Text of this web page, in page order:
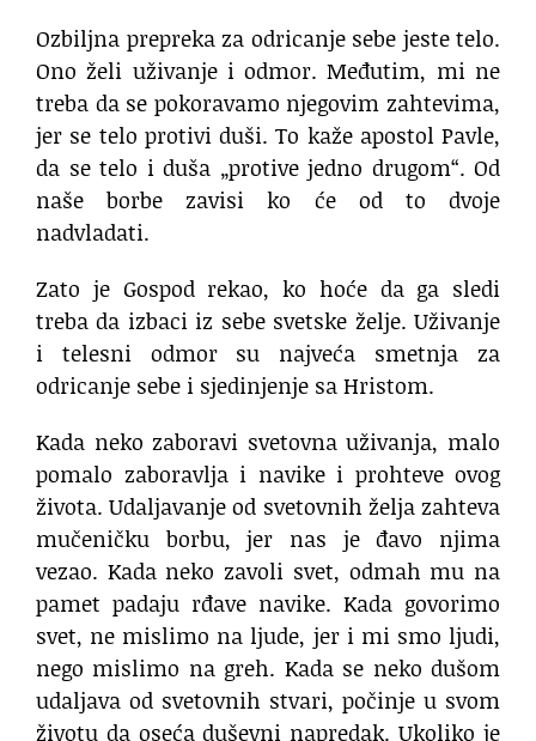
Ozbiljna prepreka za odricanje sebe jeste telo.
Ono želi uživanje i odmor. Međutim, mi ne
treba da se pokoravamo njegovim zahtevima,
jer se telo protivi duši. To kaže apostol Pavle,
da se telo i duša „protive jedno drugom“. Od
naše borbe zavisi ko će od to dvoje
nadvladati.
Zato je Gospod rekao, ko hoće da ga sledi
treba da izbaci iz sebe svetske želje. Uživanje
i telesni odmor su najveća smetnja za
odricanje sebe i sjedinjenje sa Hristom.
Kada neko zaboravi svetovna uživanja, malo
pomalo zaboravlja i navike i prohteve ovog
života. Udaljavanje od svetovnih želja zahteva
mučeničku borbu, jer nas je đavo njima
vezao. Kada neko zavoli svet, odmah mu na
pamet padaju rđave navike. Kada govorimo
svet, ne mislimo na ljude, jer i mi smo ljudi,
nego mislimo na greh. Kada se neko dušom
udaljava od svetovnih stvari, počinje u svom
životu da oseća duševni napredak. Ukoliko je